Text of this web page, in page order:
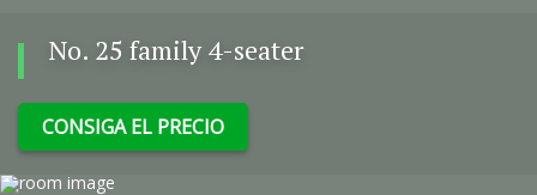
No. 25 family 4-seater
CONSIGA EL PRECIO